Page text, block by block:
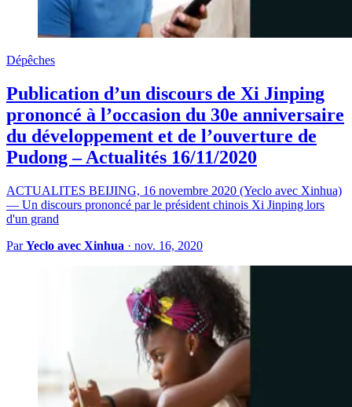
Dépêches
Publication d’un discours de Xi Jinping
prononcé à l’occasion du 30e anniversaire
du développement et de l’ouverture de
Pudong – Actualités 16/11/2020
ACTUALITES BEIJING, 16 novembre 2020 (Yeclo avec Xinhua)
— Un discours prononcé par le président chinois Xi Jinping lors
d'un grand
ParYeclo avec Xinhua · nov. 16, 2020